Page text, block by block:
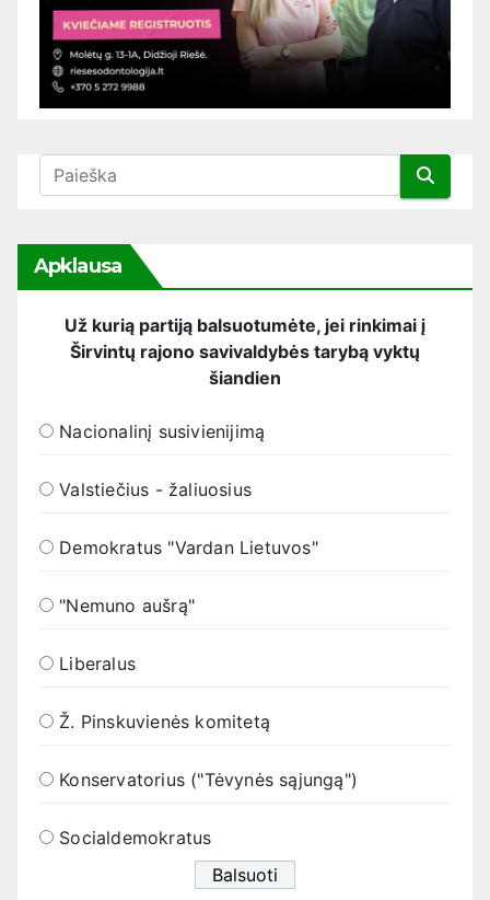
Apklausa
Už kurią partiją balsuotumėte, jei rinkimai į
Širvintų rajono savivaldybės tarybą vyktų
šiandien
Nacionalinį susivienijimą
Valstiečius - žaliuosius
Demokratus "Vardan Lietuvos"
"Nemuno aušrą"
Liberalus
Ž. Pinskuvienės komitetą
Konservatorius ("Tėvynės sąjungą")
Socialdemokratus